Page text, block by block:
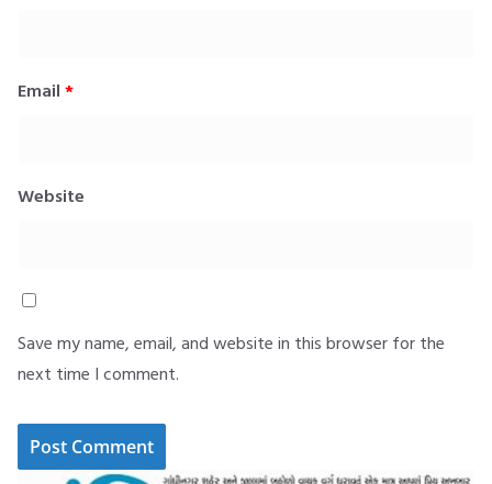
Email *
Website
Save my name, email, and website in this browser for the
next time I comment.